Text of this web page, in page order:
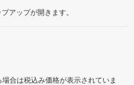
アップが開きます。
合は税込み価格が表示されていま